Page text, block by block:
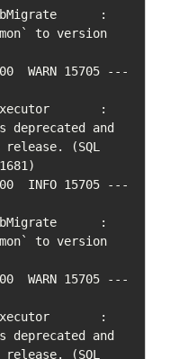
:
to version
WARN 15705 ---
:
and
(SQL
INFO 15705 ---
:
to version
WARN 15705 ---
:
and
(SQL